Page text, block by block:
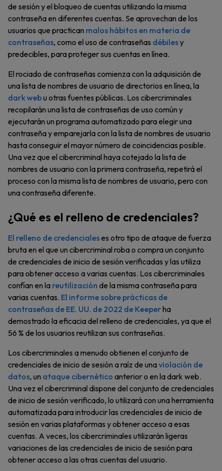
de sesión y el bloqueo de cuentas utilizando la misma
contraseña en diferentes cuentas. Se aprovechan de los
usuarios que practican malos hábitos en materia de
contraseñas, como el uso de contraseñas débilesy
predecibles, para proteger sus cuentas en línea.
El rociado de contraseñas comienza con la adquisición de
una lista de nombres de usuario de directorios en línea, la
dark webu otras fuentes públicas. Los cibercriminales
recopilarán una lista de contraseñas de uso común y
ejecutarán un programa automatizado para elegir una
contraseña y emparejarla con la lista de nombres de usuario
hasta conseguir el mayor número de coincidencias posible.
Una vez que el cibercriminal haya cotejado la lista de
nombres de usuario con la primera contraseña, repetirá el
proceso con la misma lista de nombres de usuario, pero con
una contraseña diferente.
¿Qué es el relleno de credenciales?
El relleno de credencialeses otro tipo de ataque de fuerza
bruta en el que un cibercriminal roba o compra un conjunto
de credenciales de inicio de sesión verificadas y las utiliza
para obtener acceso a varias cuentas. Los cibercriminales
confían en la reutilización de la misma contraseña para
varias cuentas. El informe sobre prácticas de
contraseñas de EE. UU. de 2022 de Keeperha
demostrado la eficacia del relleno de credenciales, ya que el
56 % de los usuarios reutilizan sus contraseñas.
Los cibercriminales a menudo obtienen el conjunto de
credenciales de inicio de sesión a raíz de unaviolación de
datos, un ataque cibernético anterior o en la dark web.
Una vez el cibercriminal dispone del conjunto de credenciales
de inicio de sesión verificado, lo utilizará con una herramienta
automatizada para introducir las credenciales de inicio de
sesión en varias plataformas y obtener acceso a esas
cuentas. A veces, los cibercriminales utilizarán ligeras
variaciones de las credenciales de inicio de sesión para
obtener acceso a las otras cuentas del usuario.